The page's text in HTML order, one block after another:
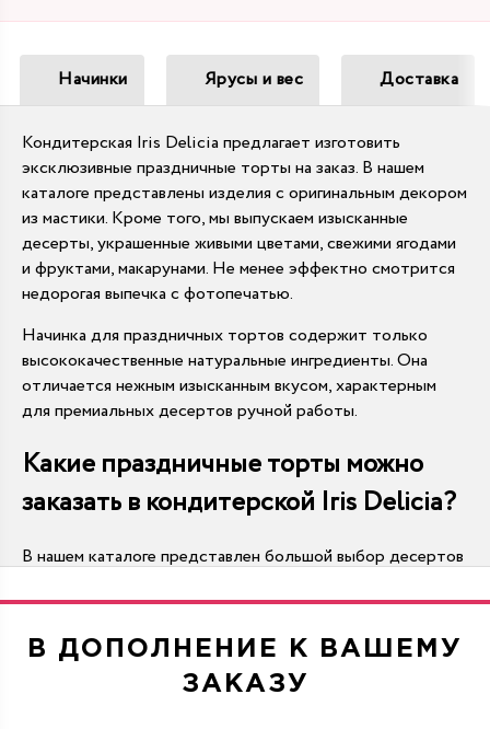
Начинки Ярусы и вес Доставка
Кондитерская Iris Delicia предлагает изготовить
эксклюзивные праздничные торты на заказ. В нашем
каталоге представлены изделия с оригинальным декором
из мастики. Кроме того, мы выпускаем изысканные
десерты, украшенные живыми цветами, свежими ягодами
и фруктами, макарунами. Не менее эффектно смотрится
недорогая выпечка с фотопечатью.
Начинка для праздничных тортов содержит только
высококачественные натуральные ингредиенты. Она
отличается нежным изысканным вкусом, характерным
для премиальных десертов ручной работы.
Какие праздничные торты можно
заказать в кондитерской Iris Delicia?
В нашем каталоге представлен большой выбор десертов
День рождения. Праздничный торт,
должен отражать увлечения именинника. В частности,
его могут украсить фигурки из мастики в виде
В ДОПОЛНЕНИЕ К ВАШЕМУ
ЗАКАЗУ